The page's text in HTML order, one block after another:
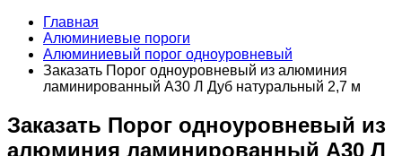
Главная
Алюминиевые пороги
Алюминиевый порог одноуровневый
Заказать Порог одноуровневый из алюминия
ламинированный А30 Л Дуб натуральный 2,7 м
Заказать Порог одноуровневый из
алюминия ламинированный А30 Л